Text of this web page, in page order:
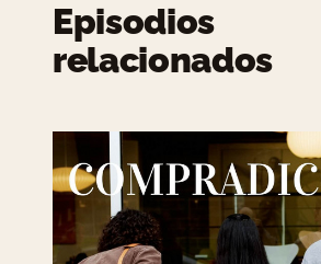
Episodios
relacionados